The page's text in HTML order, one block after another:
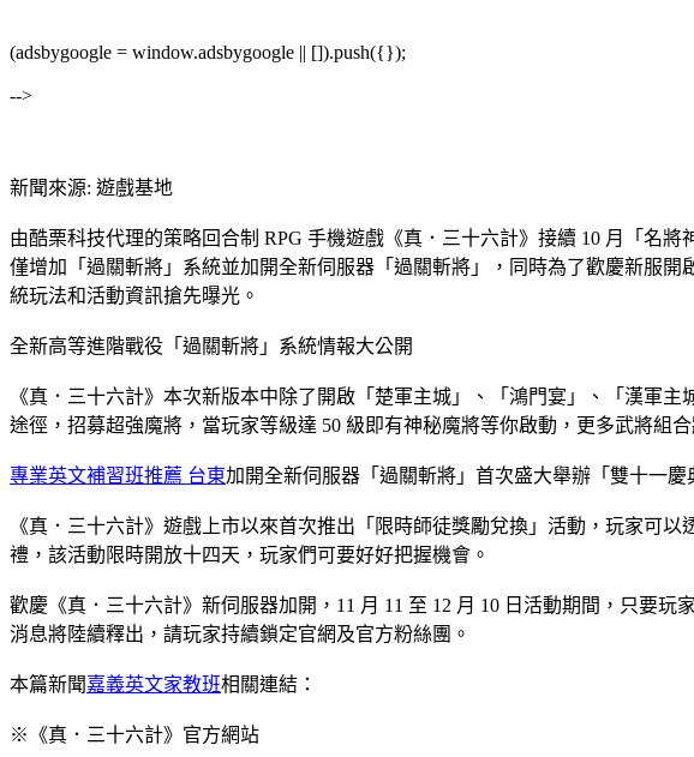
(adsbygoogle = window.adsbygoogle || []).push({});
-->
新聞來源: 遊戲基地
由酷栗科技代理的策略回合制 RPG 手機遊戲《真．三十六計》接續 10 月「名
僅增加「過關斬將」系統並加開全新伺服器「過關斬將」，同時為了歡慶新服
統玩法和活動資訊搶先曝光。
全新高等進階戰役「過關斬將」系統情報大公開
《真．三十六計》本次新版本中除了開啟「楚軍主城」、「鴻門宴」、「漢軍
途徑，招募超強魔將，當玩家等級達 50 級即有神秘魔將等你啟動，更多武將組
專業英文補習班推薦 台東加開全新伺服器「過關斬將」首次盛大舉辦「雙十一慶
《真．三十六計》遊戲上市以來首次推出「限時師徒獎勵兌換」活動，玩家可
禮，該活動限時開放十四天，玩家們可要好好把握機會。
歡慶《真．三十六計》新伺服器加開，11 月 11 至 12 月 10 日活動期間，只要
消息將陸續釋出，請玩家持續鎖定官網及官方粉絲團。
本篇新聞嘉義英文家教班相關連結：
※《真．三十六計》官方網站